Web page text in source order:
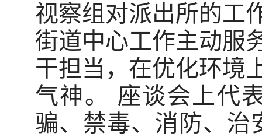
视察组对派出所的工
街道中心工作主动服
干担当，在优化环境
气神。 座谈会上代
骗、禁毒、消防、治